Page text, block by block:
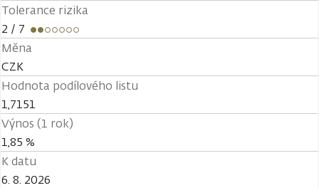
Tolerance rizika
2 / 7
Měna
CZK
Hodnota podílového listu
1,7151
Výnos (1 rok)
1,85 %
K datu
6. 8. 2026